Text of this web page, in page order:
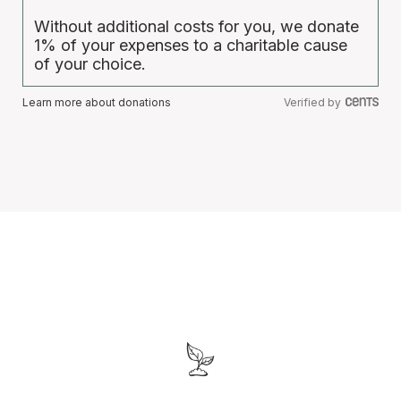
Without additional costs for you, we donate
1% of your expenses to a charitable cause
of your choice.
Learn more about donations Verified by